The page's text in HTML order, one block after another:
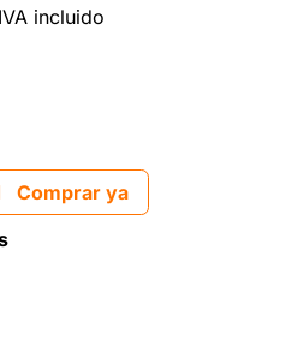
incluido
Comprar ya